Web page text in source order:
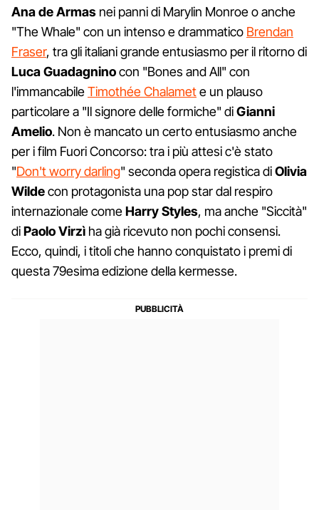
Ana de Armas nei panni di Marylin Monroe o anche
"The Whale" con un intenso e drammatico Brendan
Fraser, tra gli italiani grande entusiasmo per il ritorno di
Luca Guadagninocon "Bones and All" con
l'immancabileTimothée Chalamete un plauso
particolare a "Il signore delle formiche" diGianni
Amelio. Non è mancato un certo entusiasmo anche
per i film Fuori Concorso: tra i più attesi c'è stato
"Don't worry darling" seconda opera registica diOlivia
Wildecon protagonista una pop star dal respiro
internazionale comeHarry Styles, ma anche "Siccità"
diPaolo Virzì ha già ricevuto non pochi consensi.
Ecco, quindi, i titoli che hanno conquistato i premi di
questa 79esima edizione della kermesse.